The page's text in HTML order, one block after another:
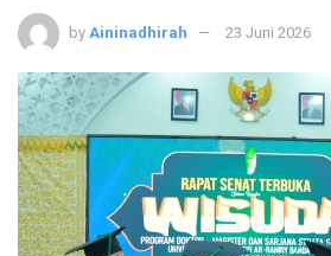
by Aininadhirah 23 Juni 2026